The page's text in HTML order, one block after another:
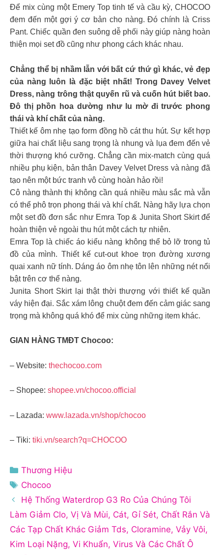
Để mix cùng một Emery Top tinh tế và cầu kỳ, CHOCOO
đem đến một gợi ý cơ bản cho nàng. Đó chính là Criss
Pant. Chiếc quần đen suông dễ phối này giúp nàng hoàn
thiện mọi set đồ cũng như phong cách khác nhau.
Chẳng thể bị nhầm lẫn với bất cứ thứ gì khác, vẻ đẹp
của nàng luôn là đặc biệt nhất! Trong Davey Velvet
Dress, nàng trông thật quyến rũ và cuốn hút biết bao.
Đô thị phồn hoa dường như lu mờ đi trước phong
thái và khí chất của nàng.
Thiết kế ôm nhẹ tạo form đồng hồ cát thu hút. Sự kết hợp
giữa hai chất liệu sang trọng là nhung và lụa đem đến vẻ
thời thượng khó cưỡng. Chẳng cần mix-match cùng quá
nhiều phụ kiện, bản thân Davey Velvet Dress và nàng đã
tạo nên một bức tranh vô cùng hoàn hảo rồi!
Cô nàng thành thị không cần quá nhiều màu sắc mà vẫn
có thể phô trọn phong thái và khí chất. Nàng hãy lựa chọn
một set đồ đơn sắc như Emra Top & Junita Short Skirt để
hoàn thiện vẻ ngoài thu hút một cách tự nhiên.
Emra Top là chiếc áo kiểu nàng không thể bỏ lỡ trong tủ
đồ của mình. Thiết kế cut-out khoe trọn đường xương
quai xanh nữ tính. Dáng áo ôm nhẹ tôn lên những nét nổi
bật trên cơ thể nàng.
Junita Short Skirt lại thật thời thượng với thiết kế quần
váy hiện đại. Sắc xám lông chuột đem đến cảm giác sang
trọng mà không quá khó để mix cùng những item khác.
GIAN HÀNG TMĐT Chocoo:
– Website: thechocoo.com
– Shopee: shopee.vn/chocoo.official
– Lazada: www.lazada.vn/shop/chocoo
– Tiki: tiki.vn/search?q=CHOCOO
Danh
mục
Thương Hiệu
Thẻ
Chocoo
Hệ Thống Waterdrop G3 Ro Của Chúng Tôi
Làm Giảm Clo, Vị Và Mùi, Cát, Gỉ Sét, Chất Rắn Và
Các Tạp Chất Khác Giảm Tds, Cloramine, Vảy Vôi,
Kim Loại Nặng, Vi Khuẩn, Virus Và Các Chất Ô